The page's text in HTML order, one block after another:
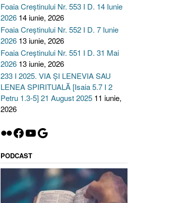
Foaia Creștinului Nr. 553 I D. 14 Iunie
2026 14 iunie, 2026
Foaia Creștinului Nr. 552 I D. 7 Iunie
2026 13 iunie, 2026
Foaia Creștinului Nr. 551 I D. 31 Mai
2026 13 iunie, 2026
233 I 2025. VIA ȘI LENEVIA SAU
LENEA SPIRITUALĂ [Isaia 5.7 I 2
Petru 1.3-5] 21 August 2025 11 iunie,
2026
Flickr
Facebook
YouTube
Google
PODCAST